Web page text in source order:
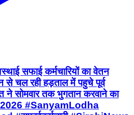
सफाई कर्मचारियों का वेतन
से चल रही हड़ताल में पहुचे पूर्व
ने सोमवार तक भुगतान करवाने का
2026 #SanyamLodha